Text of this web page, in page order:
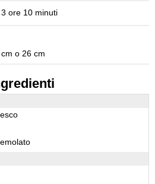
3 ore 10 minuti
o 26 cm